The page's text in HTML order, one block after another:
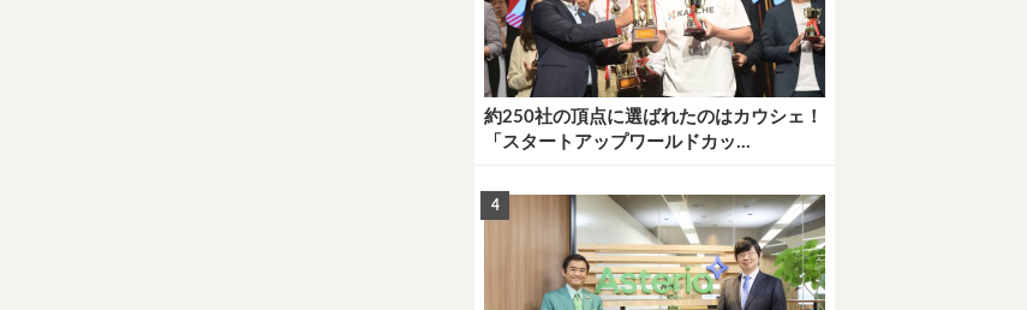
約250社の頂点に選ばれたのはカウシェ！
「スタートアップワールドカッ...